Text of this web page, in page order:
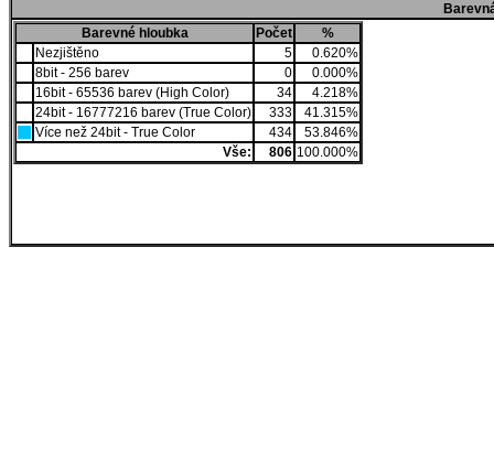
Barevné hloubka
Počet
%
Nezjištěno
5
0.620%
8bit - 256 barev
0
0.000%
16bit - 65536 barev (High Color)
34
4.218%
24bit - 16777216 barev (True Color)
333
41.315%
Více než 24bit - True Color
434
53.846%
Vše:
806 100.000%